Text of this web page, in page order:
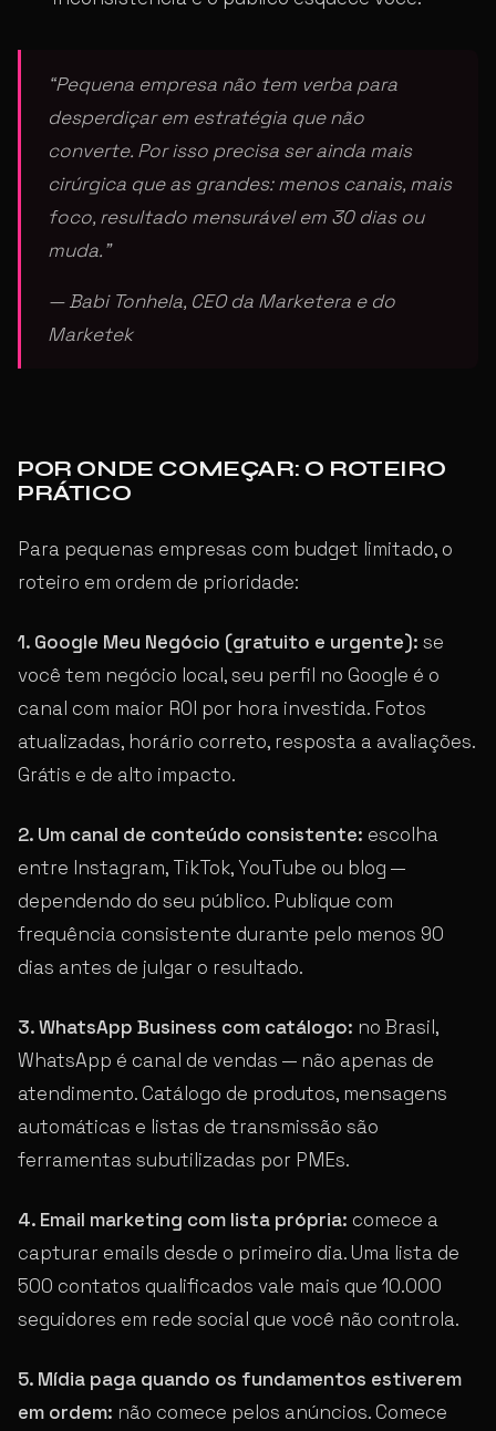
“Pequena empresa não tem verba para
desperdiçar em estratégia que não
converte. Por isso precisa ser ainda mais
cirúrgica que as grandes: menos canais, mais
foco, resultado mensurável em 30 dias ou
muda.”
— Babi Tonhela, CEO da Marketera e do
Marketek
POR ONDE COMEÇAR: O ROTEIRO
PRÁTICO
Para pequenas empresas com budget limitado, o
roteiro em ordem de prioridade:
1. Google Meu Negócio (gratuito e urgente): se
você tem negócio local, seu perfil no Google é o
canal com maior ROI por hora investida. Fotos
atualizadas, horário correto, resposta a avaliações.
Grátis e de alto impacto.
2. Um canal de conteúdo consistente: escolha
entre Instagram, TikTok, YouTube ou blog —
dependendo do seu público. Publique com
frequência consistente durante pelo menos 90
dias antes de julgar o resultado.
3. WhatsApp Business com catálogo: no Brasil,
WhatsApp é canal de vendas — não apenas de
atendimento. Catálogo de produtos, mensagens
automáticas e listas de transmissão são
ferramentas subutilizadas por PMEs.
4. Email marketing com lista própria: comece a
capturar emails desde o primeiro dia. Uma lista de
500 contatos qualificados vale mais que 10.000
seguidores em rede social que você não controla.
5. Mídia paga quando os fundamentos estiverem
em ordem: não comece pelos anúncios. Comece